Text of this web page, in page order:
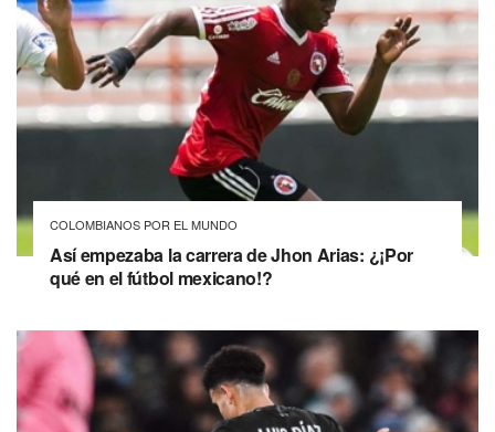
COLOMBIANOS POR EL MUNDO
Así empezaba la carrera de Jhon Arias: ¿¡Por
qué en el fútbol mexicano!?